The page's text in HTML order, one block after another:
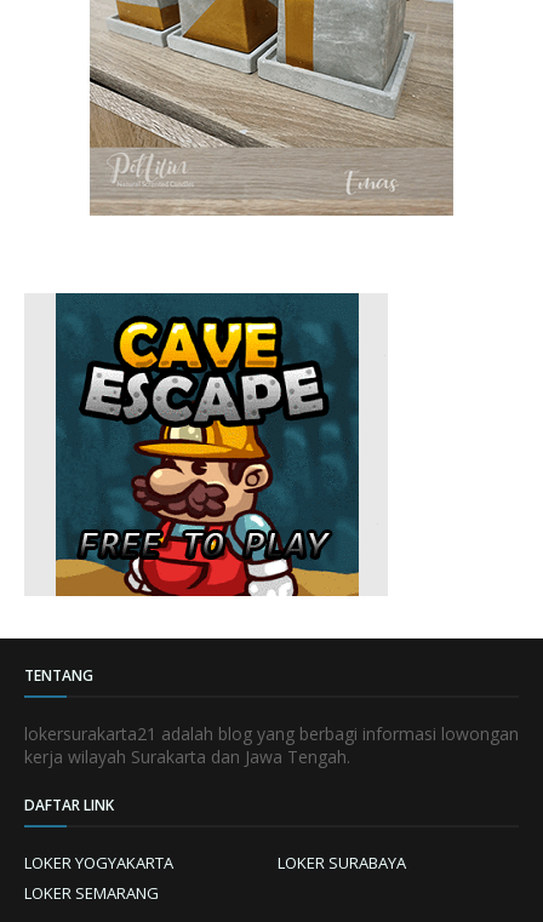
TENTANG
lokersurakarta21 adalah blog yang berbagi informasi lowongan
kerja wilayah Surakarta dan Jawa Tengah.
DAFTAR LINK
LOKER YOGYAKARTA
LOKER SURABAYA
LOKER SEMARANG